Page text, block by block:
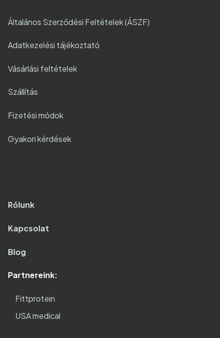
Általános Szerződési Feltételek (ÁSZF)
Adatkezelési tájékoztató
Vásárlási feltételek
Szállítás
Fizetési módok
Gyakori kérdések
Rólunk
Kapcsolat
Blog
Partnereink:
Fittprotein
USA medical